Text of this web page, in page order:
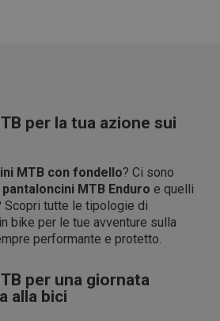
per la tua azione sui
MTB con fondello? Ci sono
pantaloncini MTB Enduro e quelli
Scopri tutte le tipologie di
bike per le tue avventure sulla
performante e protetto.
per una giornata
alla bici